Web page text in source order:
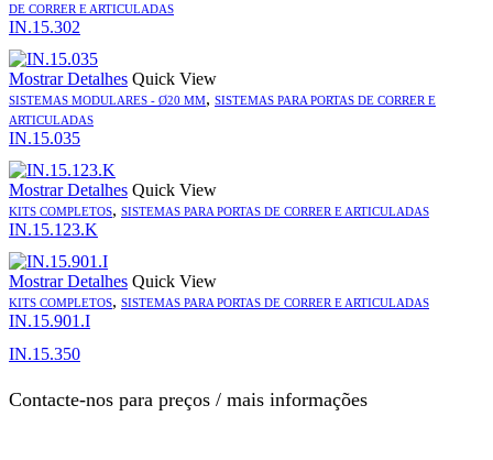
DE CORRER E ARTICULADAS
IN.15.302
Mostrar Detalhes Quick View
SISTEMAS MODULARES - Ø20 MM, SISTEMAS PARA PORTAS DE CORRER E
ARTICULADAS
IN.15.035
Mostrar Detalhes Quick View
KITS COMPLETOS, SISTEMAS PARA PORTAS DE CORRER E ARTICULADAS
IN.15.123.K
Mostrar Detalhes Quick View
KITS COMPLETOS, SISTEMAS PARA PORTAS DE CORRER E ARTICULADAS
IN.15.901.I
IN.15.350
Contacte-nos para preços / mais informações